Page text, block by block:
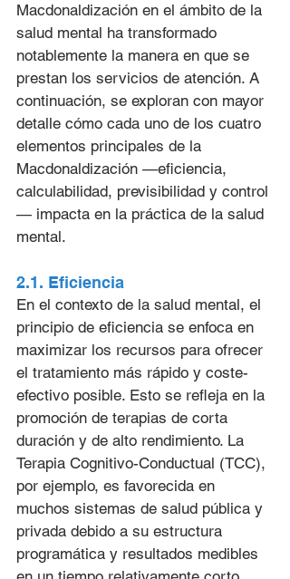
Macdonaldización en el ámbito de la
salud mental ha transformado
notablemente la manera en que se
prestan los servicios de atención. A
continuación, se exploran con mayor
detalle cómo cada uno de los cuatro
elementos principales de la
Macdonaldización —eficiencia,
calculabilidad, previsibilidad y control
— impacta en la práctica de la salud
mental.
2.1. Eficiencia
En el contexto de la salud mental, el
principio de eficiencia se enfoca en
maximizar los recursos para ofrecer
el tratamiento más rápido y coste-
efectivo posible. Esto se refleja en la
promoción de terapias de corta
duración y de alto rendimiento. La
Terapia Cognitivo-Conductual (TCC),
por ejemplo, es favorecida en
muchos sistemas de salud pública y
privada debido a su estructura
programática y resultados medibles